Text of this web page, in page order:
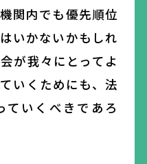
関内でも優先順位
いかないかもしれ
が我々にとってよ
いくためにも、法
ていくべきであろ